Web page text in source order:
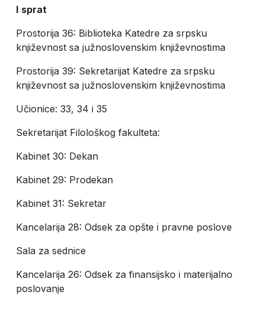
I sprat
Prostorija 36: Biblioteka Katedre za srpsku
književnost sa južnoslovenskim književnostima
Prostorija 39: Sekretarijat Katedre za srpsku
književnost sa južnoslovenskim književnostima
Učionice: 33, 34 i 35
Sekretarijat Filološkog fakulteta:
Kabinet 30: Dekan
Kabinet 29: Prodekan
Kabinet 31: Sekretar
Kancelarija 28: Odsek za opšte i pravne poslove
Sala za sednice
Kancelarija 26: Odsek za finansijsko i materijalno
poslovanje